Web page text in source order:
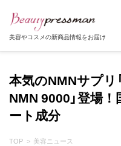
美容やコスメの新商品情報をお届け
本気のNMNサプリ
NMN 9000」登場
ート成分
TOP
美容ニュース